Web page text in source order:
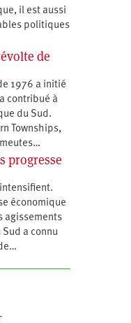
il est aussi
politiques
de
1976 a initié
contribué à
du Sud.
Townships,
progresse
économique
agissements
a connu